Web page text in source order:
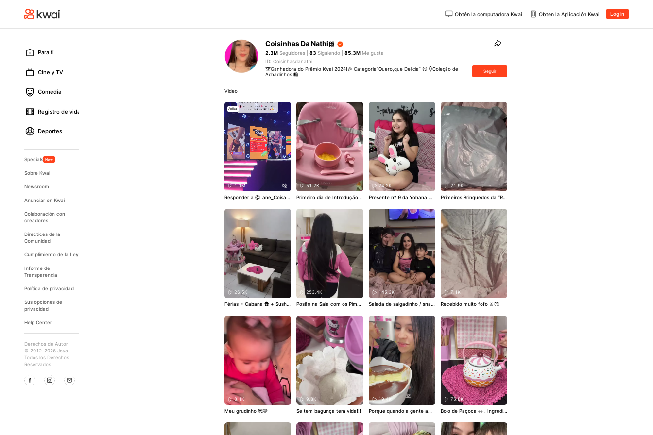
Obtén la computadora Kwai Obtén la Aplicación Kwai Log in
Para ti
Cine y TV
Comedia
Registro de vida
Deportes
Specials New
Sobre Kwai
Newsroom
Anunciar en Kwai
Colaboración con
creadores
Directices de la
Comunidad
Cumplimiento de la Ley
Informe de
Transparencia
Política de privacidad
Sus opciones de
privacidad
Help Center
Derechos de Autor
© 2012-2026 Joyo.
Todos los Derechos
Reservados .
Coisinhas Da Nathi🎀
2.3M Seguidores |83 Siguiendo |85.3M Me gusta
ID: Coisinhasdanathi
🏆Ganhadora do Prêmio Kwai 2024!🎉 Categoria”Quero,que Delícia” 😋 👇Coleção de
Achadinhos 🛍️
Seguir
Video
Arriba
1.1M
Responder a@Lane_Coisas
SPECIAL DA PREMIAÇÃO, e
quem anunciou meu prêmio
foi nada mais, nada menos
que o Buddy Dalastro, o que
fez esse prêmio ter um signi
ficado ainda maior pra mim,
OBRIGADA@Kwai Brasil Ofic
ialvocês são top, o evento
estava maravilhoso, impecá
vel, foi muito Bom pra KWAI
🥹🏆🏆🏆🏆🏆🩷🎀🧡🧡
51.2K
Primeiro dia de Introdução a
o” fomos de manga 🥭 . Ser
á que ela gostou?
24.2K
Presente nº 9 da Yohana 🥰
21.9K
Primeiros Brinquedos da “Ra
26.5K
Férias = Cabana 🛖 + Sushi
253.4K
Posão na Sala com os Pimpo
145.3K
Salada de salgadinho / snac
7.1K
Recebido muito fofo 🎀🥰
8.1K
Meu grudinho 🥰🩷
9.3K
Se tem bagunça tem vida!!!
19.4K
Porque quando a gente ama
o que a versão dele na trav
essa pra se atracar de colh
75.8K
Bolo de Paçoca 🥜 . Ingredie
úcar Meia xícara de óleo 1 xí
cara de leite 2 xícaras de fa